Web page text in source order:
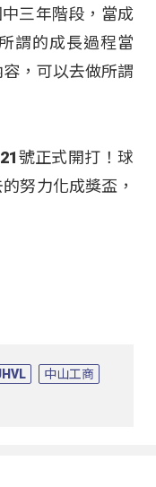
三年階段，當成
謂的成長過程當
，可以去做所謂
號正式開打！球
努力化成獎盃，
中山工商